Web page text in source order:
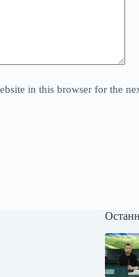
in this browser for the